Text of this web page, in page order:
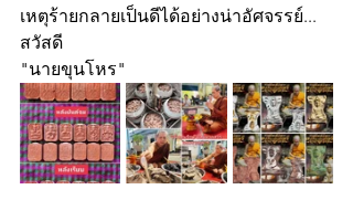
เหตุร้ายกลายเป็นดีได้อย่างน่าอัศจรรย์...
สวัสดี
"นายขุนโหร"